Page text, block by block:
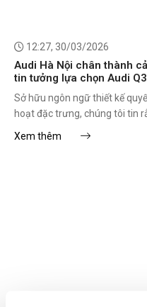
12:27, 30/03/2026
Audi Hà Nội chân thành
tin tưởng lựa chọn Audi
Sở hữu ngôn ngữ thiết kế
hoạt đặc trưng, chúng tôi tin
Xem thêm